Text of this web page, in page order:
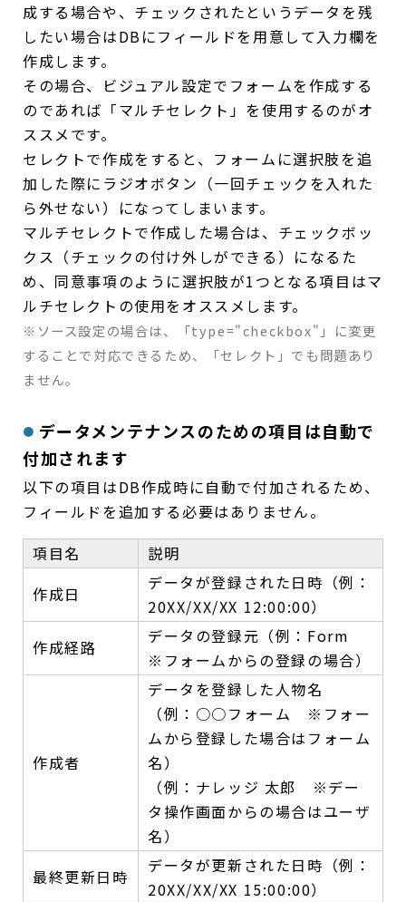
成する場合や、チェックされたというデータを残
したい場合はDBにフィールドを用意して入力欄を
作成します。
その場合、ビジュアル設定でフォームを作成する
のであれば「マルチセレクト」を使用するのがオ
ススメです。
セレクトで作成をすると、フォームに選択肢を追
加した際にラジオボタン（一回チェックを入れた
ら外せない）になってしまいます。
マルチセレクトで作成した場合は、チェックボッ
クス（チェックの付け外しができる）になるた
め、同意事項のように選択肢が1つとなる項目はマ
ルチセレクトの使用をオススメします。
※ソース設定の場合は、「type="checkbox"」に変更
することで対応できるため、「セレクト」でも問題あり
ません。
データメンテナンスのための項目は自動で
付加されます
以下の項目はDB作成時に自動で付加されるため、
フィールドを追加する必要はありません。
項目名
説明
作成日
データが登録された日時（例：
20XX/XX/XX 12:00:00）
作成経路
データの登録元（例：Form
※フォームからの登録の場合）
作成者
データを登録した人物名
（例：○○フォーム ※フォー
ムから登録した場合はフォーム
名）
（例：ナレッジ 太郎 ※デー
タ操作画面からの場合はユーザ
名）
最終更新日時
データが更新された日時（例：
20XX/XX/XX 15:00:00）